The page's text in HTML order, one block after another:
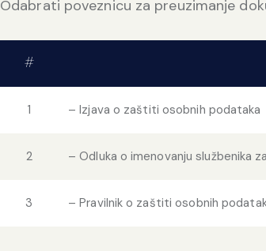
Odabrati poveznicu za preuzimanje
#
1 – Izjava o zaštiti osobnih podataka
2 – Odluka o imenovanju službenika
3 – Pravilnik o zaštiti osobnih